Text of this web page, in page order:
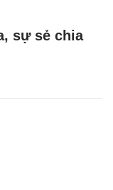
sự sẻ chia